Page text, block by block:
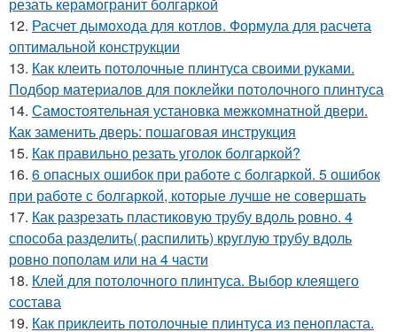
12. Расчет дымохода для котлов. Формула для расчета
оптимальной конструкции
13. Как клеить потолочные плинтуса своими руками.
Подбор материалов для поклейки потолочного плинтуса
14. Самостоятельная установка межкомнатной двери.
Как заменить дверь: пошаговая инструкция
15. Как правильно резать уголок болгаркой?
16. 6 опасных ошибок при работе с болгаркой. 5 ошибок
при работе с болгаркой, которые лучше не совершать
17. Как разрезать пластиковую трубу вдоль ровно. 4
способа разделить( распилить) круглую трубу вдоль
ровно пополам или на 4 части
18. Клей для потолочного плинтуса. Выбор клеящего
состава
19. Как приклеить потолочные плинтуса из пенопласта.